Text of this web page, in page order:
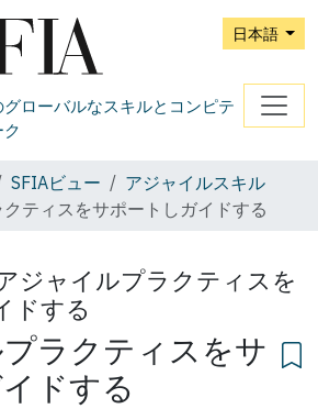
日本語
ローバルなスキルとコンピテ
SFIAビュー
アジャイルスキル
ティスをサポートしガイドする
ジャイルプラクティスを
ドする
ラクティスをサ
ドする